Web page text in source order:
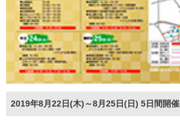
2019年8月22日(木)～8月25日(日) 5日間開催